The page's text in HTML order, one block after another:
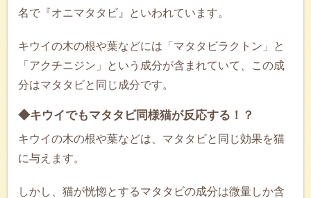
名で『オニマタタビ』といわれています。
キウイの木の根や葉などには「マタタビラクトン」と
「アクチニジン」という成分が含まれていて、この成
分はマタタビと同じ成分です。
◆キウイでもマタタビ同様猫が反応する！？
キウイの木の根や葉などは、マタタビと同じ効果を猫
に与えます。
しかし、猫が恍惚とするマタタビの成分は微量しか含